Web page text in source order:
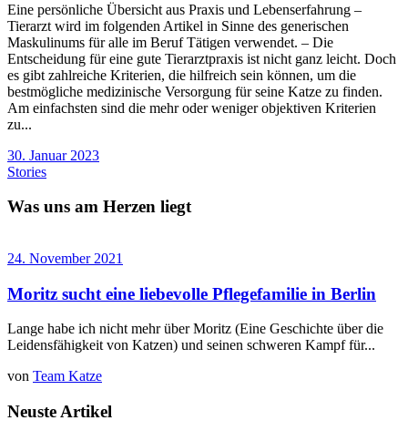
Eine persönliche Übersicht aus Praxis und Lebenserfahrung –
Tierarzt wird im folgenden Artikel in Sinne des generischen
Maskulinums für alle im Beruf Tätigen verwendet. – Die
Entscheidung für eine gute Tierarztpraxis ist nicht ganz leicht. Doch
es gibt zahlreiche Kriterien, die hilfreich sein können, um die
bestmögliche medizinische Versorgung für seine Katze zu finden.
Am einfachsten sind die mehr oder weniger objektiven Kriterien
zu...
30. Januar 2023
Stories
Was uns am Herzen liegt
24. November 2021
Moritz sucht eine liebevolle Pflegefamilie in Berlin
Lange habe ich nicht mehr über Moritz (Eine Geschichte über die
Leidensfähigkeit von Katzen) und seinen schweren Kampf für...
von Team Katze
Neuste Artikel